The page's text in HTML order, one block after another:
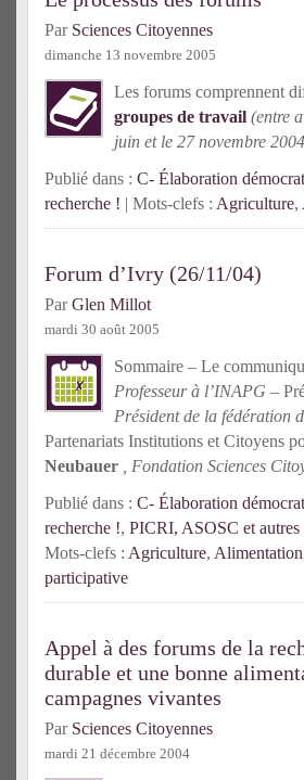
Par Sciences Citoyennes
dimanche 13 novembre 2005
Les forums comprennent
groupes de travail (entre
juin et le 27 novembre
Publié dans : C- Élaboration
recherche ! | Mots-clefs : Agriculture,
Forum d’Ivry (26/11/04)
ParGlen Millot
mardi 30 août 2005
Sommaire – Le
Professeur à l’INAPG –
Président de la fédération
Partenariats Institutions et Citoyens
Neubauer
, Fondation Sciences
Publié dans : C- Élaboration
recherche !, PICRI, ASOSC et autres
Mots-clefs : Agriculture, Alimentation
participative
Appel à des forums de la
durable et une bonne
campagnes vivantes
Par Sciences Citoyennes
mardi 21 décembre 2004